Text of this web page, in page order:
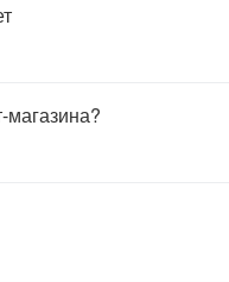
магазина?